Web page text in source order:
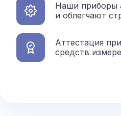
Наши приборы
и облегчают
Аттестация
средств